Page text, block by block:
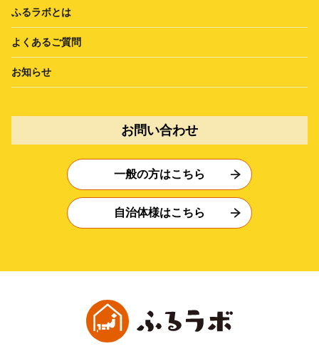
ふるラボとは
よくあるご質問
お知らせ
お問い合わせ
一般の方はこちら
自治体様はこちら